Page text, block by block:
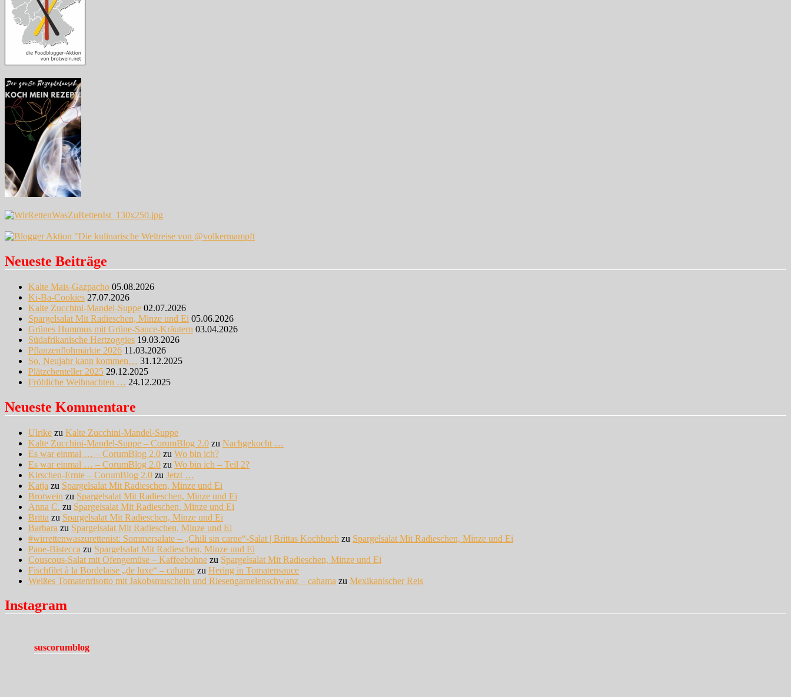
Neueste Beiträge
Kalte Mais-Gazpacho 05.08.2026
Ki-Ba-Cookies 27.07.2026
Kalte Zucchini-Mandel-Suppe 02.07.2026
Spargelsalat Mit Radieschen, Minze und Ei 05.06.2026
Grünes Hummus mit Grüne-Sauce-Kräutern 03.04.2026
Südafrikanische Hertzoggies 19.03.2026
Pflanzenflohmärkte 2026 11.03.2026
So, Neujahr kann kommen… 31.12.2025
Plätzchenteller 2025 29.12.2025
Fröhliche Weihnachten … 24.12.2025
Neueste Kommentare
Ulrike zu Kalte Zucchini-Mandel-Suppe
Kalte Zucchini-Mandel-Suppe – CorumBlog 2.0 zu Nachgekocht …
Es war einmal … – CorumBlog 2.0 zu Wo bin ich?
Es war einmal … – CorumBlog 2.0 zu Wo bin ich – Teil 2?
Kirschen-Ernte – CorumBlog 2.0 zu Jetzt …
Katja zu Spargelsalat Mit Radieschen, Minze und Ei
Brotwein zu Spargelsalat Mit Radieschen, Minze und Ei
Anna C. zu Spargelsalat Mit Radieschen, Minze und Ei
Britta zu Spargelsalat Mit Radieschen, Minze und Ei
Barbara zu Spargelsalat Mit Radieschen, Minze und Ei
#wirrettenwaszurettenist: Sommersalate – „Chili sin carne“-Salat | Brittas Kochbuch zu Spargelsalat Mit Radieschen, Minze und Ei
Pane-Bistecca zu Spargelsalat Mit Radieschen, Minze und Ei
Couscous-Salat mit Ofengemüse – Kaffeebohne zu Spargelsalat Mit Radieschen, Minze und Ei
Fischfilet à la Bordelaise „de luxe“ – cahama zu Hering in Tomatensauce
Weißes Tomatenrisotto mit Jakobsmuscheln und Riesengarnelenschwanz – cahama zu Mexikanischer Reis
Instagram
suscorumblog